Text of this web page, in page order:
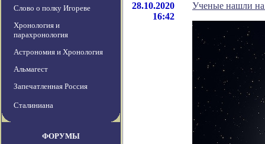
Слово о полку Игореве
Хронология и
парахронология
Астрономия и Хронология
Альмагест
Запечатленная Россия
Сталиниана
ФОРУМЫ
28.10.2020
16:42
Ученые нашли на